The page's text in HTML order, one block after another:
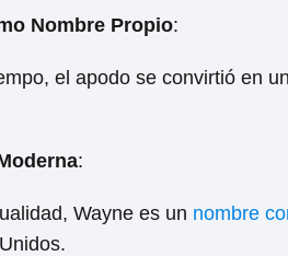
Nombre Propio:
el apodo se convirtió en
:
Wayne es un nombre